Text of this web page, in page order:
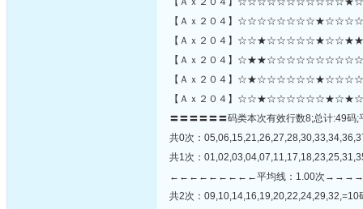
【Ａｘ２０４】
【Ａｘ２０４】
【Ａｘ２０４】
【Ａｘ２０４】
【Ａｘ２０４】
〓〓〓〓〓〓码类本次有效行数8;总计:49码
共0次：
共1次：
←←←←←←←←←平均线：1.00次
共2次：09,10,14,16,19,20,22,24,29,32,=10